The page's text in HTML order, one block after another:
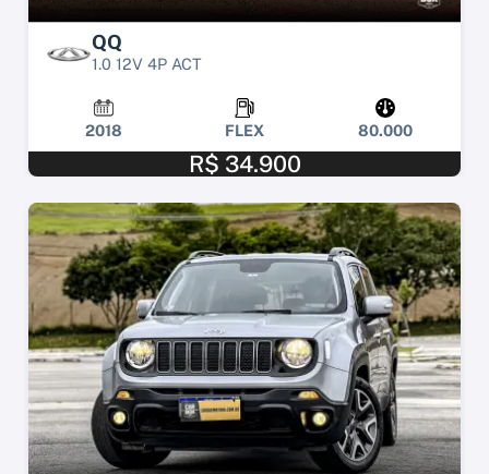
QQ
1.0 12V 4P ACT
2018 FLEX 80.000
R$ 34.900